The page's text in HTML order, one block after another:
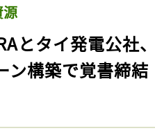
とタイ発電公社
ン構築で覚書締結
気に入りに